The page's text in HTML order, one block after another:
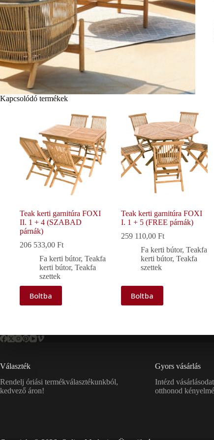
Kapcsolódó termékek
Teak kerti garnitúra FOXI
II. 1 + 4 (SZABAD
párnák)
206 533,00 Ft
Fa kerti bútor, Teakfa
kerti bútor, Teakfa
szettek
Boltba
Teak kerti garnitúra FOXI
I. 1 + 5 (FREE párnák)
259 110,00Ft
Fa kerti bútor,Teakfa
kerti bútor,Teakfa
szettek
Boltba
Választék
Rendelj óriási termékválasztékunkból,
kedvező áron!
Gyors vásárlás
Intézd
otthonod